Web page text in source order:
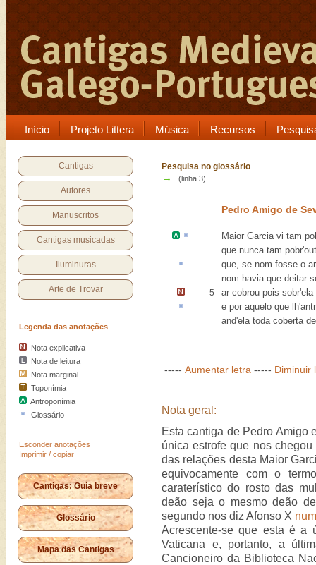
Início Projeto Littera Música Recursos
Cantigas
Autores
Manuscritos
Cantigas musicadas
Iluminuras
Arte de Trovar
Legenda das anotações
Nota explicativa
Nota de leitura
Nota marginal
Toponímia
Antroponímia
Glossário
Esconder anotações
Imprimir / copiar
Cantigas: Guia breve
Glossário
Mapa das Cantigas
Pesquisa no glossário
→ (linha 3)
Pedro Amigo de
Maior Garciavi tam
que nunca tam
que, se nom fosse o
nom havia que deitar
5
ar cobrou pois sobr'ela
e por aquelo que lh'antr
and'ela toda coberta
----- Aumentar letra ----- Diminuir
Nota geral:
Esta cantiga de Pedro Amigo
única estrofe que nos
das relações desta Maior
equivocamente com o
caraterístico do rosto das
deão seja o mesmo deão
segundo nos diz Afonso X
Acrescente-se que esta é a
Vaticana e, portanto, a
Cancioneiro da Biblioteca